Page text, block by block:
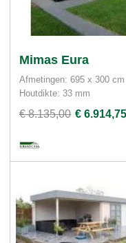
Mimas Eura
Afmetingen: 695 x 300 cm
Houtdikte: 33 mm
€ 8.135,00 € 6.914,75